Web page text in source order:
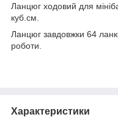
Ланцюг ходовий для
куб.см.
Ланцюг завдовжки 64
роботи.
Характеристики